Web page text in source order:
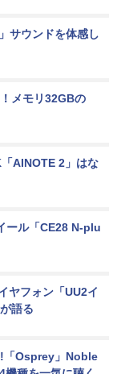
サウンドを体感し
メモリ32GBの
AINOTE 2」はな
ール「CE28 N-plu
ヤフォン「UU2イ
語る
!「Osprey」Noble